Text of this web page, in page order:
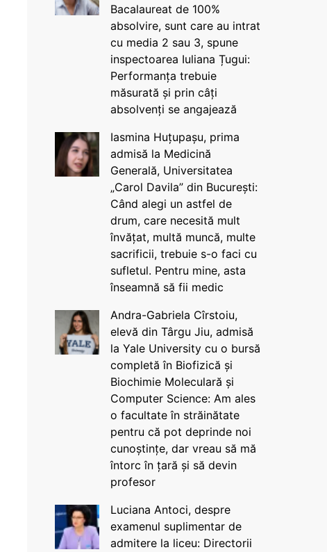
Bacalaureat de 100%
absolvire, sunt care au intrat
cu media 2 sau 3, spune
inspectoarea Iuliana Țugui:
Performanța trebuie
măsurată și prin câți
absolvenți se angajează
Iasmina Huțupașu, prima
admisă la Medicină
Generală, Universitatea
„Carol Davila” din București:
Când alegi un astfel de
drum, care necesită mult
învățat, multă muncă, multe
sacrificii, trebuie s-o faci cu
sufletul. Pentru mine, asta
înseamnă să fii medic
Andra-Gabriela Cîrstoiu,
elevă din Târgu Jiu, admisă
la Yale University cu o bursă
completă în Biofizică și
Biochimie Moleculară și
Computer Science: Am ales
o facultate în străinătate
pentru că pot deprinde noi
cunoștințe, dar vreau să mă
întorc în țară și să devin
profesor
Luciana Antoci, despre
examenul suplimentar de
admitere la liceu: Directorii